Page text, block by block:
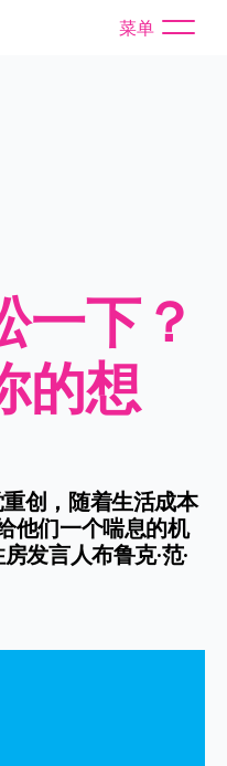
菜单
一下？
的想
创，随着生活成本
他们一个喘息的机
发言人布鲁克·范·